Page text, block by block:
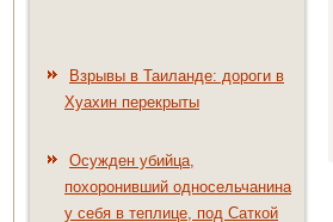
Взрывы в Таиланде: дороги в
Хуахин перекрыты
Осужден убийца,
похоронивший односельчанина
у себя в теплице, под Саткой